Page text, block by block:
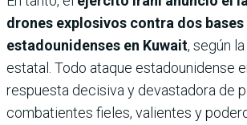
drones explosivos contra dos
estadounidenses en Kuwait, según
estatal. Todo ataque estadounidense
respuesta decisiva y devastadora de
combatientes fieles, valientes y